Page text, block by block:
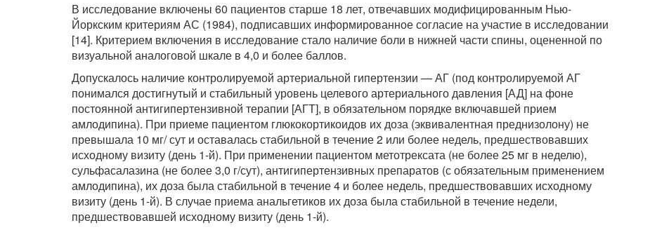
В исследование включены 60 пациентов старше 18 лет, отвечавших модифицированным Нью-
Йоркским критериям АС (1984), подписавших информированное согласие на участие в исследовании
[14]. Критерием включения в исследование стало наличие боли в нижней части спины, оцененной по
визуальной аналоговой шкале в 4,0 и более баллов.
Допускалось наличие контролируемой артериальной гипертензии — АГ (под контролируемой АГ
понимался достигнутый и стабильный уровень целевого артериального давления [АД] на фоне
постоянной антигипертензивной терапии [АГТ], в обязательном порядке включавшей прием
амлодипина). При приеме пациентом глюкокортикоидов их доза (эквивалентная преднизолону) не
превышала 10 мг/ сут и оставалась стабильной в течение 2 или более недель, предшествовавших
исходному визиту (день 1-й). При применении пациентом метотрексата (не более 25 мг в неделю),
сульфасалазина (не более 3,0 г/сут), антигипертензивных препаратов (с обязательным применением
амлодипина), их доза была стабильной в течение 4 и более недель, предшествовавших исходному
визиту (день 1-й). В случае приема анальгетиков их доза была стабильной в течение недели,
предшествовавшей исходному визиту (день 1-й).